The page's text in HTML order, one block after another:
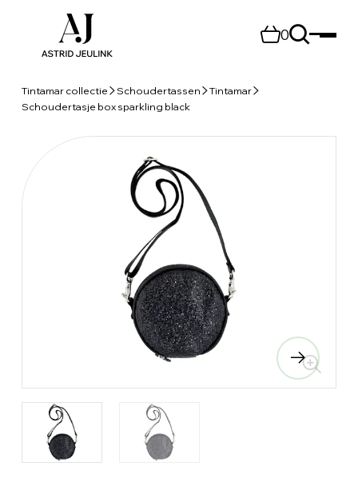
0
Tintamar collectie Schoudertassen
Tintamar
Schoudertasje box sparkling black